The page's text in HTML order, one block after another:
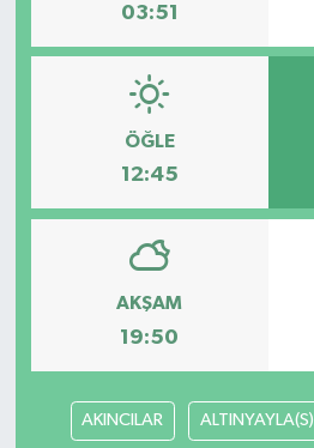
03:51
ÖĞLE
12:45
AKŞAM
19:50
AKINCILAR ALTINYAYLA(S)
ÖZEL HABER
SAĞLIK
SİYASET
TEKNOLOJİ